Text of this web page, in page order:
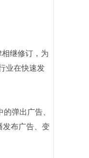
继修订，为
业在快速发
弹出广告、
发布广告、变